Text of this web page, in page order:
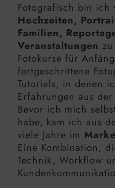
Fotografisch bin ich
Hochzeiten,
Familien,
Veranstaltungen
Fotokurse für
fortgeschrittene
Tutorials, in denen
Erfahrungen aus
Bevor ich mich
habe, kam ich aus
viele Jahre im
Eine Kombination,
Technik, Workflow